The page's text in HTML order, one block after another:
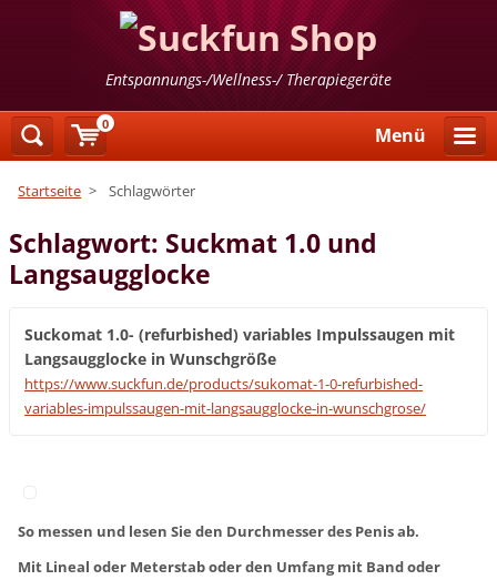
Entspannungs-/Wellness-/ Therapiegeräte
Menü
Startseite > Schlagwörter
Schlagwort: Suckmat 1.0 und
Langsaugglocke
Suckomat 1.0- (refurbished) variables Impulssaugen mit
Langsaugglocke in Wunschgröße
https://www.suckfun.de/products/sukomat-1-0-refurbished-
variables-impulssaugen-mit-langsaugglocke-in-wunschgrose/
So messen und lesen Sie den Durchmesser des Penis ab.
Mit Lineal oder Meterstab oder den Umfang mit Band oder
0